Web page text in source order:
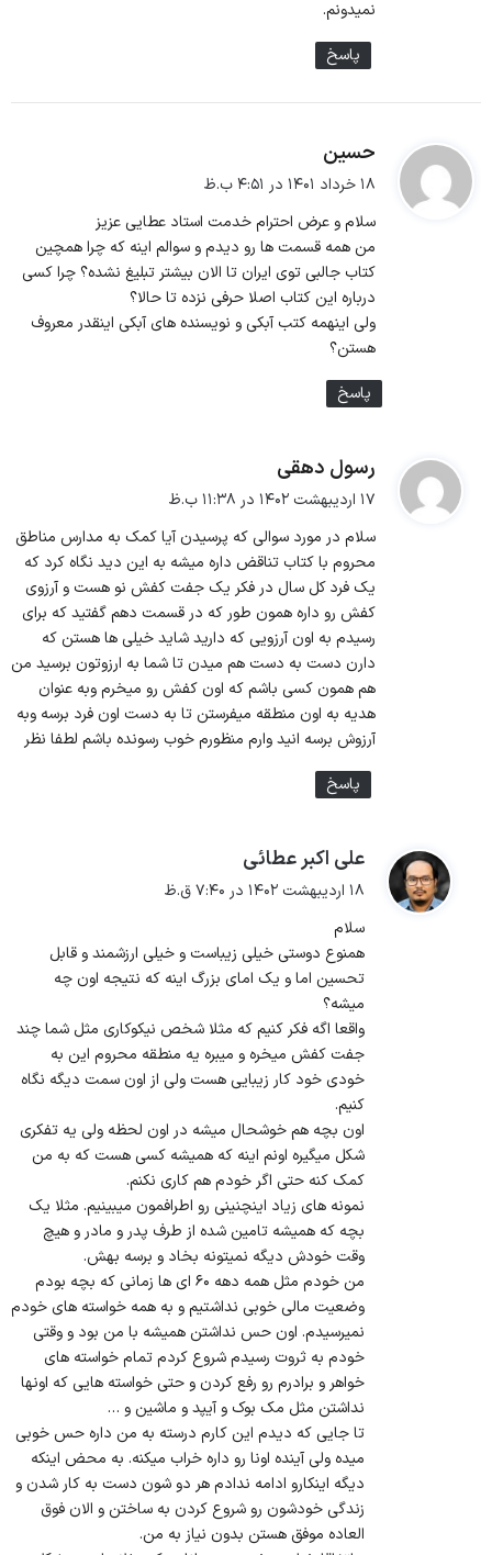
نمیدونم.
پاسخ
حسین
:
۱۸ خرداد ۱۴۰۱ در ۴:۵۱ ب.ظ
سلام و عرض احترام خدمت استاد عطایی عزیز
من همه قسمت ها رو دیدم و سوالم اینه که چرا همچین
کتاب جالبی توی ایران تا الان بیشتر تبلیغ نشده؟ چرا کسی
درباره این کتاب اصلا حرفی نزده تا حالا؟
ولی اینهمه کتب آبکی و نویسنده های آبکی اینقدر معروف
هستن؟
پاسخ
رسول دهقی
ف
:
۱۷ اردیبهشت ۱۴۰۲ در ۱۱:۳۸ ب.ظ
سلام در مورد سوالی که پرسیدن آیا کمک به مدارس مناطق
محروم با کتاب تناقض داره میشه به این دید نگاه کرد که
یک فرد کل سال در فکر یک جفت کفش نو هست و آرزوی
کفش رو داره همون طور که در قسمت دهم گفتید که برای
رسیدم به اون آرزویی که دارید شاید خیلی ها هستن که
دارن دست به دست هم میدن تا شما به ارزوتون برسید من
هم همون کسی باشم که اون کفش رو میخرم وبه عنوان
هدیه به اون منطقه میفرستن تا به دست اون فرد برسه وبه
آرزوش برسه انید وارم منظورم خوب رسونده باشم لطفا نظر
پاسخ
علی اکبر عطائی
ف
۱۸ اردیبهشت ۱۴۰۲ در ۷:۴۰ ق.ظ
سلام
همنوع دوستی خیلی زیباست و خیلی ارزشمند و قابل
تحسین اما و یک امای بزرگ اینه که نتیجه اون چه
میشه؟
واقعا اگه فکر کنیم که مثلا شخص نیکوکاری مثل شما چند
جفت کفش میخره و میبره یه منطقه محروم این به
خودی خود کار زیبایی هست ولی از اون سمت دیگه نگاه
کنیم.
اون بچه هم خوشحال میشه در اون لحظه ولی یه تفکری
شکل میگیره اونم اینه که همیشه کسی هست که به من
کمک کنه حتی اگر خودم هم کاری نکنم.
نمونه های زیاد اینچنینی رو اطرافمون میبینیم. مثلا یک
بچه که همیشه تامین شده از طرف پدر و مادر و هیچ
وقت خودش دیگه نمیتونه بخاد و برسه بهش.
من خودم مثل همه دهه ۶۰ ای ها زمانی که بچه بودم
وضعیت مالی خوبی نداشتیم و به همه خواسته های خودم
نمیرسیدم. اون حس نداشتن همیشه با من بود و وقتی
خودم به ثروت رسیدم شروع کردم تمام خواسته های
خواهر و برادرم رو رفع کردن و حتی خواسته هایی که اونها
نداشتن مثل مک بوک و آیپد و ماشین و …
تا جایی که دیدم این کارم درسته به من داره حس خوبی
میده ولی آینده اونا رو داره خراب میکنه. به محض اینکه
دیگه اینکارو ادامه ندادم هر دو شون دست به کار شدن و
زندگی خودشون رو شروع کردن به ساختن و الان فوق
العاده موفق هستن بدون نیاز به من.